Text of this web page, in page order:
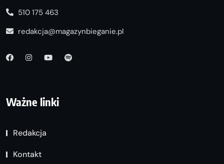
510 175 463
redakcja@magazynbieganie.pl
Ważne linki
Redakcja
Kontakt